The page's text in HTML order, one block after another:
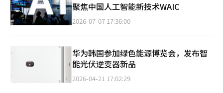
聚焦中国人工智能新技术WAIC
2026-07-07 17:36:00
华为韩国参加绿色能源博览会，发布智
能光伏逆变器新品
2026-04-21 17:02:29